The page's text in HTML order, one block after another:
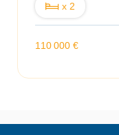
x 2
110 000 €